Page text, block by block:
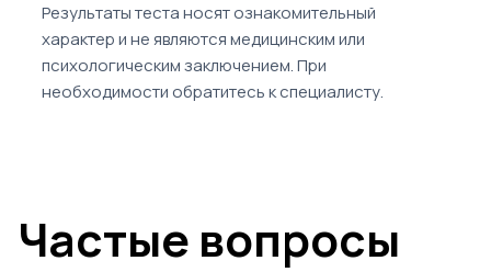
Результаты теста носят ознакомительный
характер и не являются медицинским или
психологическим заключением. При
необходимости обратитесь к специалисту.
Частые вопросы